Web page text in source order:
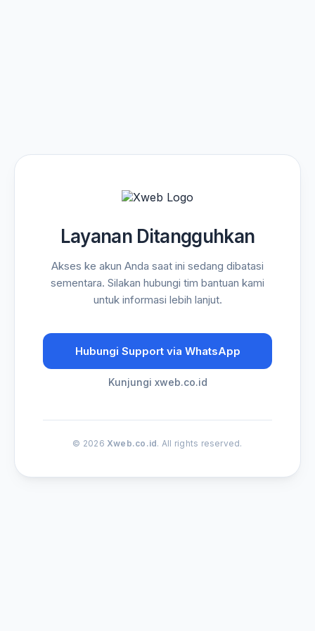
Layanan Ditangguhkan
Akses ke akun Anda saat ini sedang dibatasi
sementara. Silakan hubungi tim bantuan kami
untuk informasi lebih lanjut.
Hubungi Support via WhatsApp
Kunjungi xweb.co.id
© 2026 Xweb.co.id. All rights reserved.